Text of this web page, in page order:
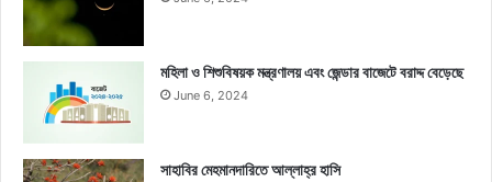
মহিলা ও শিশুবিষয়ক মন্ত্রণালয় এবং জেন্ডার বাজেটে বরাদ্দ বেড়েছে
June 6, 2024
সাহাবির মেহমানদারিতে আল্লাহ্‌র হাসি